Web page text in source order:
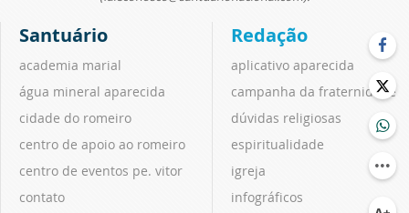
Santuário
academia marial
água mineral aparecida
cidade do romeiro
centro de apoio ao romeiro
centro de eventos pe. vitor
contato
Redação
aplicativo aparecida
campanha da fraternidade
dúvidas religiosas
espiritualidade
igreja
infográficos